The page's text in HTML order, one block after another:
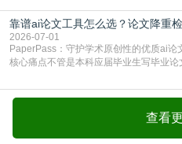
疑问：国际学术会议论文到底好不好发
AEIC学术交流中心小编就为大家介绍“国
文发表的相对优势与期刊论文相比，国际
靠谱ai论文工具怎么选？论文降重
2026-07-01
PaperPass：守护学术原创性的优质ai
核心痛点不管是本科应届毕业生写毕业论
自己逐句读逐句改，熬好几个大夜不说
率超标，再返工太折腾。现在有了成熟
决。靠谱的ai论文工具，不止能帮你梳
查看